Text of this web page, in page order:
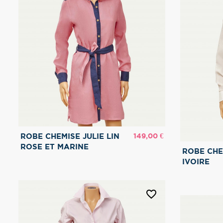
ROBE CHEMISE JULIE LIN
ROSE ET MARINE
Prix
149,00 €
ROBE
IVOIRE
favorite_border